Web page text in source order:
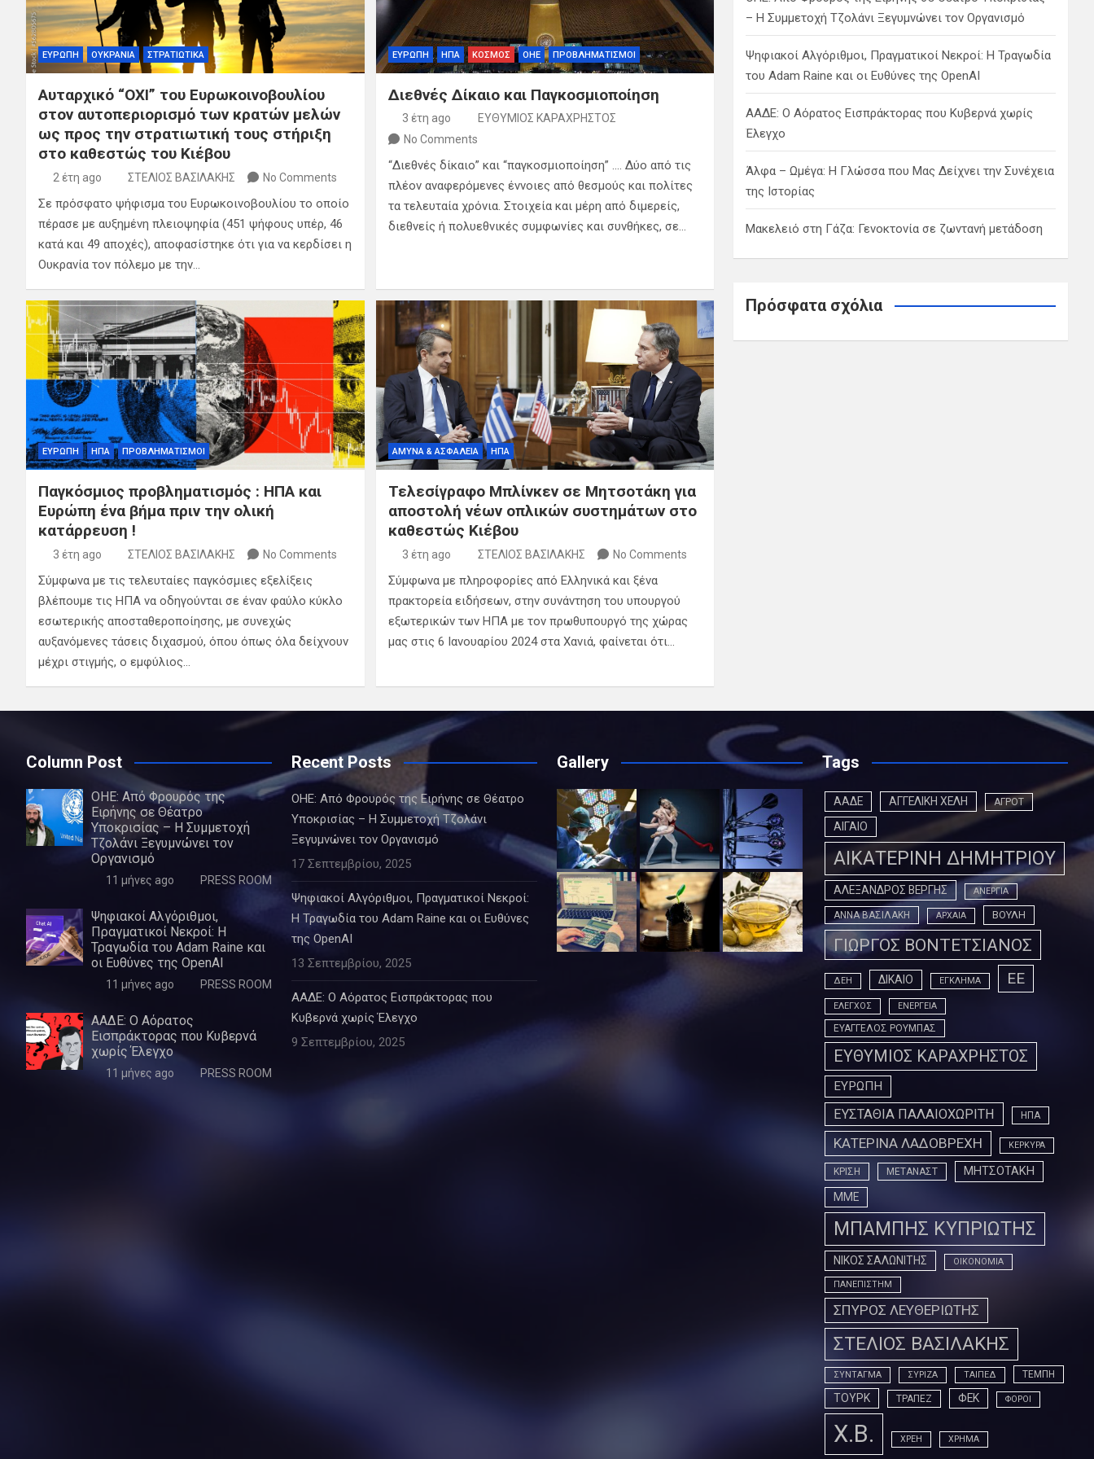
ΕΥΡΩΠΗ ΟΥΚΡΑΝΙΑ ΣΤΡΑΤΙΩΤΙΚΑ
Αυταρχικό “OXI” του Ευρωκοινοβουλίου
στον αυτοπεριορισμό των κρατών μελών
ως προς την στρατιωτική τους στήριξη
στο καθεστώς του Κιέβου
2 έτη ago ΣΤΕΛΙΟΣ ΒΑΣΙΛΑΚΗΣ No Comments
Σε πρόσφατο ψήφισμα του Ευρωκοινοβουλίου το οποίο
πέρασε με αυξημένη πλειοψηφία (451 ψήφους υπέρ, 46
κατά και 49 αποχές), αποφασίστηκε ότι για να κερδίσει η
Ουκρανία τον πόλεμο με την…
ΕΥΡΩΠΗ ΗΠΑ ΚΟΣΜΟΣ ΟΗΕ ΠΡΟΒΛΗΜΑΤΙΣΜΟΙ
Διεθνές Δίκαιο και Παγκοσμιοποίηση
3 έτη ago
ΕΥΘΥΜΙΟΣ ΚΑΡΑΧΡΗΣΤΟΣ
No Comments
“Διεθνές δίκαιο” και “παγκοσμιοποίηση” …. Δύο από τις
πλέον αναφερόμενες έννοιες από θεσμούς και πολίτες
τα τελευταία χρόνια. Στοιχεία και μέρη από διμερείς,
διεθνείς ή πολυεθνικές συμφωνίες και συνθήκες, σε…
ΕΥΡΩΠΗ ΗΠΑ ΠΡΟΒΛΗΜΑΤΙΣΜΟΙ
Παγκόσμιος προβληματισμός : ΗΠΑ και
Ευρώπη ένα βήμα πριν την ολική
κατάρρευση !
3 έτη ago ΣΤΕΛΙΟΣ ΒΑΣΙΛΑΚΗΣ No Comments
Σύμφωνα με τις τελευταίες παγκόσμιες εξελίξεις
βλέπουμε τις ΗΠΑ να οδηγούνται σε έναν φαύλο κύκλο
εσωτερικής αποσταθεροποίησης, με συνεχώς
αυξανόμενες τάσεις διχασμού, όπου όπως όλα δείχνουν
μέχρι στιγμής, ο εμφύλιος…
ΑΜΥΝΑ & ΑΣΦΑΛΕΙΑ ΗΠΑ
Τελεσίγραφο Μπλίνκεν σε Μητσοτάκη για
αποστολή νέων οπλικών συστημάτων στο
καθεστώς Κιέβου
3 έτη ago ΣΤΕΛΙΟΣ ΒΑΣΙΛΑΚΗΣ No Comments
Σύμφωνα με πληροφορίες από Ελληνικά και ξένα
πρακτορεία ειδήσεων, στην συνάντηση του υπουργού
εξωτερικών των ΗΠΑ με τον πρωθυπουργό της χώρας
μας στις 6 Ιανουαρίου 2024 στα Χανιά, φαίνεται ότι…
– Η Συμμετοχή Τζολάνι Ξεγυμνώνει τον Οργανισμό
Ψηφιακοί Αλγόριθμοι, Πραγματικοί Νεκροί: Η Τραγωδία
του Adam Raine και οι Ευθύνες της OpenAI
ΑΑΔΕ: Ο Αόρατος Εισπράκτορας που Κυβερνά χωρίς
Έλεγχο
Άλφα – Ωμέγα: Η Γλώσσα που Μας Δείχνει την Συνέχεια
της Ιστορίας
Μακελειό στη Γάζα: Γενοκτονία σε ζωντανή μετάδοση
Πρόσφατα σχόλια
Column Post
ΟΗΕ: Από Φρουρός της
Ειρήνης σε Θέατρο
Υποκρισίας – Η Συμμετοχή
Τζολάνι Ξεγυμνώνει τον
Οργανισμό
11 μήνες ago PRESS ROOM
Ψηφιακοί Αλγόριθμοι,
Πραγματικοί Νεκροί: Η
Τραγωδία του Adam Raine και
οι Ευθύνες της OpenAI
11 μήνες ago PRESS ROOM
ΑΑΔΕ: Ο Αόρατος
Εισπράκτορας που Κυβερνά
χωρίς Έλεγχο
11 μήνες ago PRESS ROOM
Recent Posts
ΟΗΕ: Από Φρουρός της Ειρήνης σε Θέατρο
Υποκρισίας – Η Συμμετοχή Τζολάνι
Ξεγυμνώνει τον Οργανισμό
17 Σεπτεμβρίου, 2025
Ψηφιακοί Αλγόριθμοι, Πραγματικοί Νεκροί:
Η Τραγωδία του Adam Raine και οι Ευθύνες
της OpenAI
13 Σεπτεμβρίου, 2025
ΑΑΔΕ: Ο Αόρατος Εισπράκτορας που
Κυβερνά χωρίς Έλεγχο
9 Σεπτεμβρίου, 2025
Gallery Tags
ΑΑΔΕ ΑΓΓΕΛΙΚΗ ΧΕΛΗ ΑΓΡΟΤ
ΑΙΓΑΙΟ
ΑΙΚΑΤΕΡΙΝΗ ΔΗΜΗΤΡΙΟΥ
ΑΛΕΞΑΝΔΡΟΣ ΒΕΡΓΗΣ ΑΝΕΡΓΙΑ
ΑΝΝΑ ΒΑΣΙΛΑΚΗ ΑΡΧΑΙΑ ΒΟΥΛΗ
ΓΙΩΡΓΟΣ ΒΟΝΤΕΤΣΙΑΝΟΣ
ΔΕΗ ΔΙΚΑΙΟ ΕΓΚΛΗΜΑ ΕΕ
ΕΛΕΓΧΟΣ ΕΝΕΡΓΕΙΑ
ΕΥΑΓΓΕΛΟΣ ΡΟΥΜΠΑΣ
ΕΥΘΥΜΙΟΣ ΚΑΡΑΧΡΗΣΤΟΣ
ΕΥΡΩΠΗ
ΕΥΣΤΑΘΙΑ ΠΑΛΑΙΟΧΩΡΙΤΗ ΗΠΑ
ΚΑΤΕΡΙΝΑ ΛΑΔΟΒΡΕΧΗ ΚΕΡΚΥΡΑ
ΚΡΙΣΗ ΜΕΤΑΝΑΣΤ ΜΗΤΣΟΤΑΚΗ
ΜΜΕ
ΜΠΑΜΠΗΣ ΚΥΠΡΙΩΤΗΣ
ΝΙΚΟΣ ΣΑΛΩΝΙΤΗΣ ΟΙΚΟΝΟΜΙΑ
ΠΑΝΕΠΙΣΤΗΜ
ΣΠΥΡΟΣ ΛΕΥΘΕΡΙΩΤΗΣ
ΣΤΕΛΙΟΣ ΒΑΣΙΛΑΚΗΣ
ΣΥΝΤΑΓΜΑ ΣΥΡΙΖΑ ΤΑΙΠΕΔ ΤΕΜΠΗ
ΤΟΥΡΚ ΤΡΑΠΕΖ ΦΕΚ ΦΟΡΟΙ
Χ.Β. ΧΡΕΗ ΧΡΗΜΑ